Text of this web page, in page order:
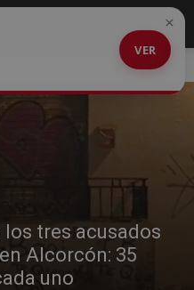
los tres acusados
Alcorcón: 35
uno
VER
×